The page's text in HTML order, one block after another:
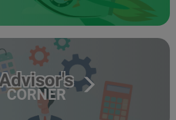
CORNER